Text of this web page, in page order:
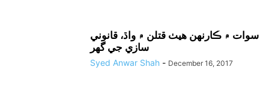
سوات ۾ ڪارنهن هيٺ قتلن ۾ واڌ، قانوني
سازي جي گهر
Syed Anwar Shah - December 16, 2017